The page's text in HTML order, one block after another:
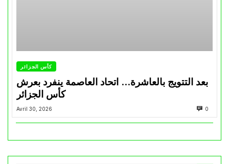
كأس الجزائر
بعد التتويج بالعاشرة… اتحاد العاصمة ينفرد بعرش
كأس الجزائر
Avril 30, 2026 0